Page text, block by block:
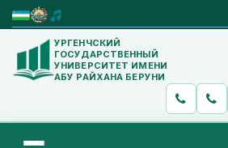
УРГЕНЧСКИЙ
ГОСУДАРСТВЕННЫЙ
УНИВЕРСИТЕТ ИМЕНИ
АБУ РАЙХАНА БЕРУНИ